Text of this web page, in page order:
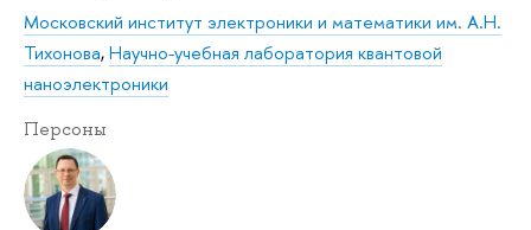
Московский институт электроники и математики им. А.Н.
Тихонова,Научно-учебная лаборатория квантовой
наноэлектроники
Персоны